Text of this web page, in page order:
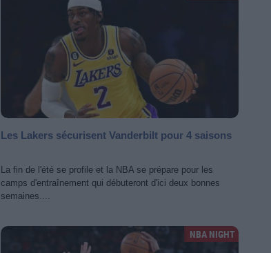
Les Lakers sécurisent Vanderbilt pour 4 saisons
La fin de l'été se profile et la NBA se prépare pour les
camps d'entraînement qui débuteront d'ici deux bonnes
semaines....
NBA NIGHT